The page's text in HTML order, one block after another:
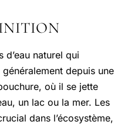
d’eau naturel qui
généralement depuis une
où il se jette
un lac ou la mer. Les
dans l’écosystème,